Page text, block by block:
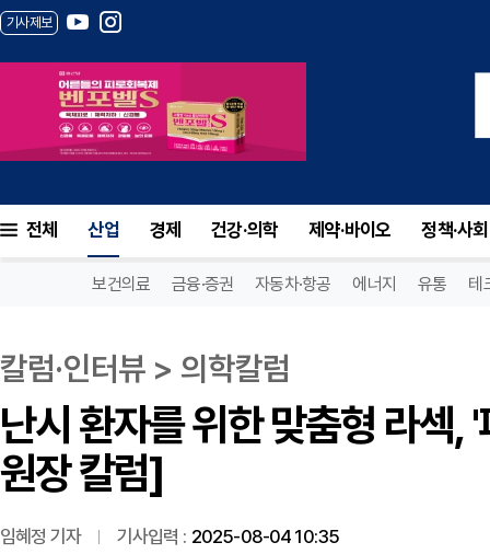
기사제보
전체 산업 경제 건강·의학 제약·바이오 정책·사회
보건의료 금융·증권 자동차·항공 에너지 유통 테
칼럼·인터뷰 > 의학칼럼
난시 환자를 위한 맞춤형 라섹,
원장 칼럼]
임혜정 기자 기사입력 : 2025-08-04 10:35